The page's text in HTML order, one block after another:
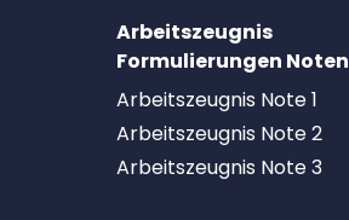
Arbeitszeugnis
Formulierungen Noten
Arbeitszeugnis Note 1
Arbeitszeugnis Note 2
Arbeitszeugnis Note 3